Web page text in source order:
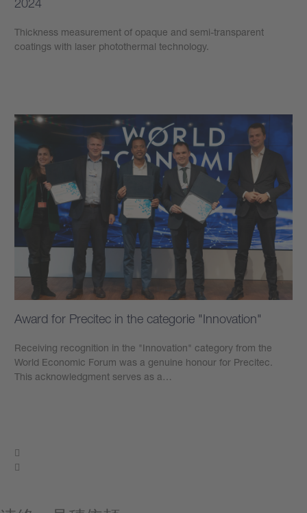
Thickness measurement of opaque and semi-transparent
coatings with laser photothermal technology.
Award for Precitec in the categorie "Innovation"
Receiving recognition in the "Innovation" category from the
World Economic Forum was a genuine honour for Precitec.
This acknowledgment serves as a…